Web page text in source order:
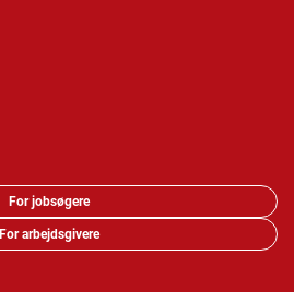
For jobsøgere
For arbejdsgivere